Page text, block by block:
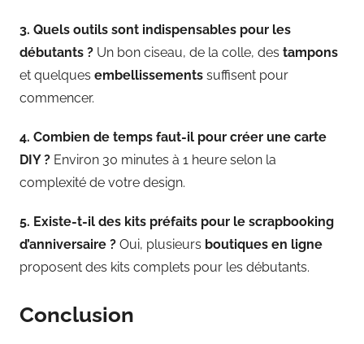
3. Quels outils sont indispensables pour les
débutants ? Un bon ciseau, de la colle, des tampons
et quelques embellissements suffisent pour
commencer.
4. Combien de temps faut-il pour créer une carte
DIY ? Environ 30 minutes à 1 heure selon la
complexité de votre design.
5. Existe-t-il des kits préfaits pour le scrapbooking
d’anniversaire ? Oui, plusieurs boutiques en ligne
proposent des kits complets pour les débutants.
Conclusion